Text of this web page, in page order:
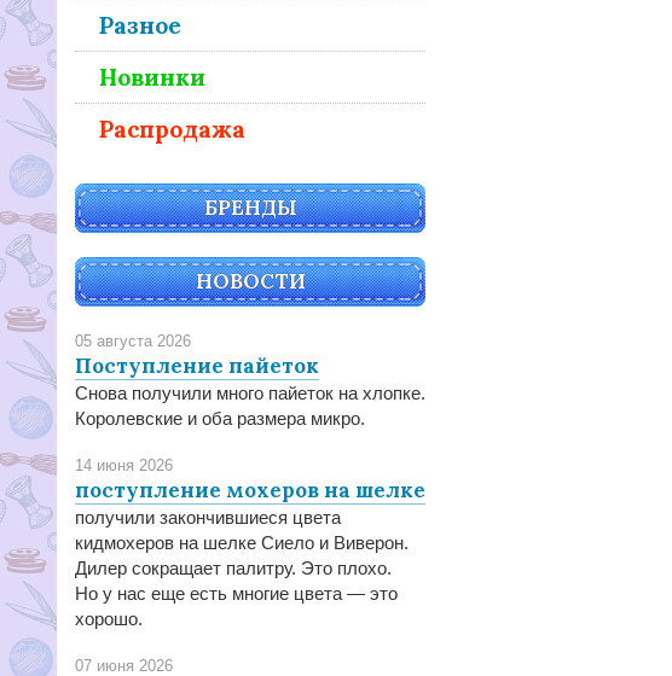
Разное
Новинки
Распродажа
БРЕНДЫ
НОВОСТИ
05 августа 2026
Поступление пайеток
Снова получили много пайеток на хлопке.
Королевские и оба размера микро.
14 июня 2026
поступление мохеров на шелке
получили закончившиеся цвета
кидмохеров на шелке Сиело и Виверон.
Дилер сокращает палитру. Это плохо.
Но у нас еще есть многие цвета — это
хорошо.
07 июня 2026